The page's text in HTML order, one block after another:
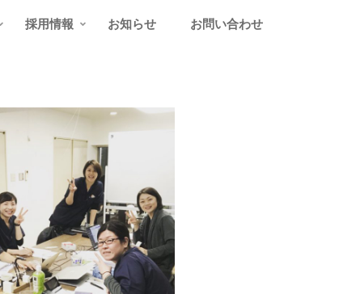
採用情報 お知らせ お問い合わせ